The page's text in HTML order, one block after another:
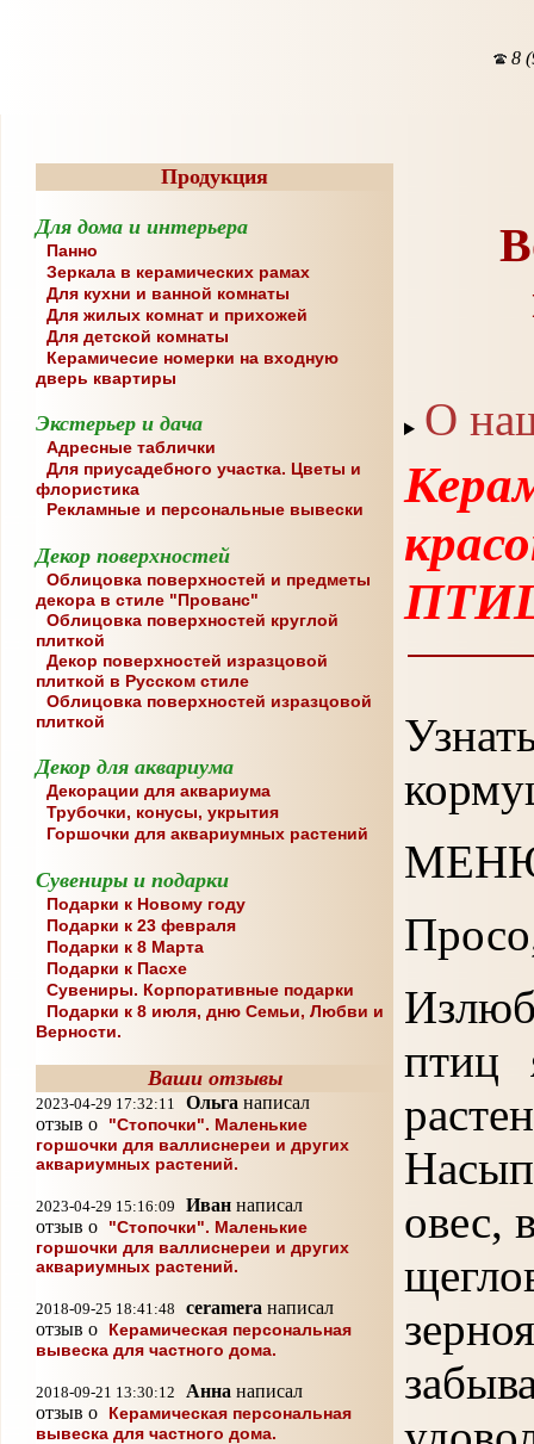
8
Продукция
Для дома и интерьера
Панно
Зеркала в керамических рамах
Для кухни и ванной комнаты
Для жилых комнат и прихожей
Для детской комнаты
Керамичесие номерки на входную
дверь квартиры
Экстерьер и дача
Адресные таблички
Для приусадебного участка. Цветы и
флористика
Рекламные и персональные вывески
Декор поверхностей
Облицовка поверхностей и предметы
декора в стиле "Прованс"
Облицовка поверхностей круглой
плиткой
Декор поверхностей изразцовой
плиткой в Русском стиле
Облицовка поверхностей изразцовой
плиткой
Декор для аквариума
Декорации для аквариума
Трубочки, конусы, укрытия
Горшочки для аквариумных растений
Сувениры и подарки
Подарки к Новому году
Подарки к 23 февраля
Подарки к 8 Марта
Подарки к Пасхе
Сувениры. Корпоративные подарки
Подарки к 8 июля, дню Семьи, Любви и
Верности.
Ваши отзывы
2023-04-29 17:32:11 Ольга написал
отзыв о
"Стопочки". Маленькие
горшочки для валлиснереи и других
аквариумных растений.
2023-04-29 15:16:09 Иван написал
отзыв о
"Стопочки". Маленькие
горшочки для валлиснереи и других
аквариумных растений.
2018-09-25 18:41:48 ceramera написал
отзыв о
Керамическая персональная
вывеска для частного дома.
2018-09-21 13:30:12 Анна написал
отзыв о
Керамическая персональная
вывеска для частного дома.
О
птиц
овес,